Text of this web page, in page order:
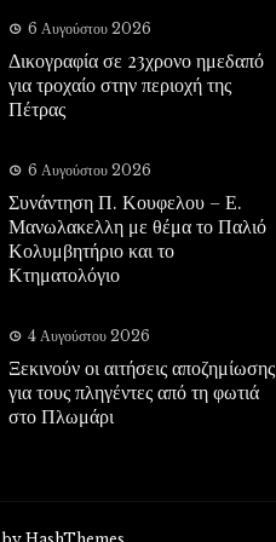
6 Αυγούστου 2026
Δικογραφία σε 23χρονο ημεδαπό
για τροχαίο στην περιοχή της
Πέτρας
6 Αυγούστου 2026
Συνάντηση Π. Κουφελου – Ε.
Μανωλακελλη με θέμα το Παλιό
Κολυμβητήριο και το
Κτηματολόγιο
4 Αυγούστου 2026
Ξεκινούν οι αιτήσεις αποζημίωσης
για τους πληγέντες από τη φωτιά
στο Πλωμάρι